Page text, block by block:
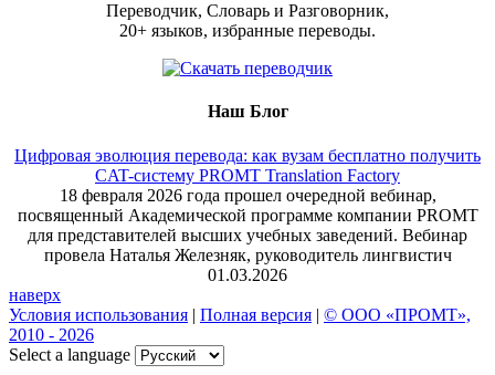
Переводчик, Словарь и Разговорник,
20+ языков, избранные переводы.
Наш Блог
Цифровая эволюция перевода: как вузам бесплатно получить
CAT-систему PROMT Translation Factory
18 февраля 2026 года прошел очередной вебинар,
посвященный Академической программе компании PROMT
для представителей высших учебных заведений. Вебинар
провела Наталья Железняк, руководитель лингвистич
01.03.2026
наверх
Условия использования | Полная версия | © ООО «ПРОМТ»,
2010 - 2026
Select a language